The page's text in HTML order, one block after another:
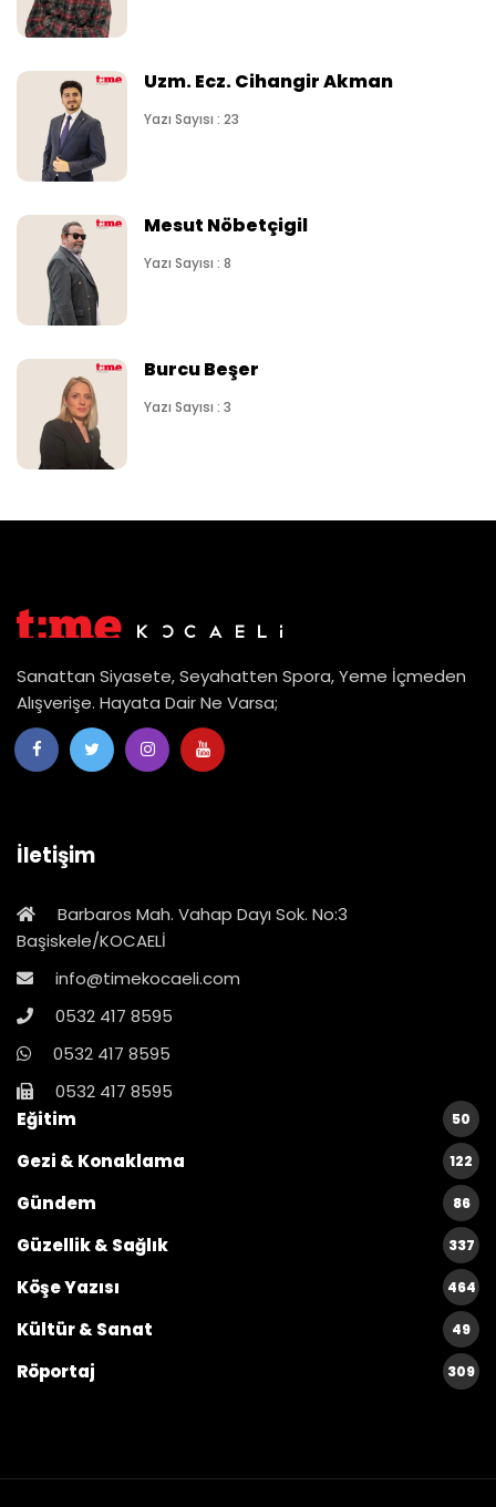
Uzm. Ecz. Cihangir Akman
Yazı Sayısı : 23
Mesut Nöbetçigil
Yazı Sayısı : 8
Burcu Beşer
Yazı Sayısı : 3
Sanattan Siyasete, Seyahatten Spora, Yeme İçmeden
Alışverişe. Hayata Dair Ne Varsa;
İletişim
Barbaros Mah. Vahap Dayı Sok. No:3
Başiskele/KOCAELİ
info@timekocaeli.com
0532 417 8595
0532 417 8595
0532 417 8595
Eğitim
50
Gezi & Konaklama 122
Gündem 86
Güzellik & Sağlık 337
Köşe Yazısı 464
Kültür & Sanat 49
Röportaj 309